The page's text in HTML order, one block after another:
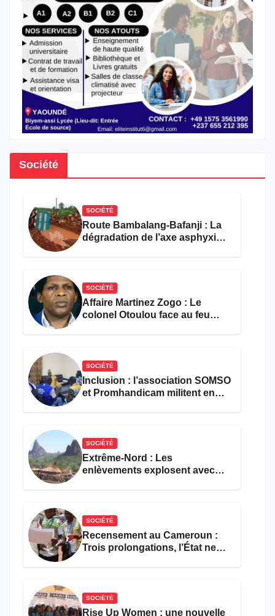
Société
SOCIÉTÉ
Route Bambalang-Bafanji : La
dégradation de l’axe asphyxie
SOCIÉTÉ
Affaire Martinez Zogo : Le
colonel Otoulou face au feu
SOCIÉTÉ
Inclusion : l’association SOMSO
et Promhandicam militent en
SOCIÉTÉ
Extrême-Nord : Les
enlèvements explosent avec
SOCIÉTÉ
Recensement au Cameroun :
Trois prolongations, l’État ne
SOCIÉTÉ
Rise Up Women : une nouvelle